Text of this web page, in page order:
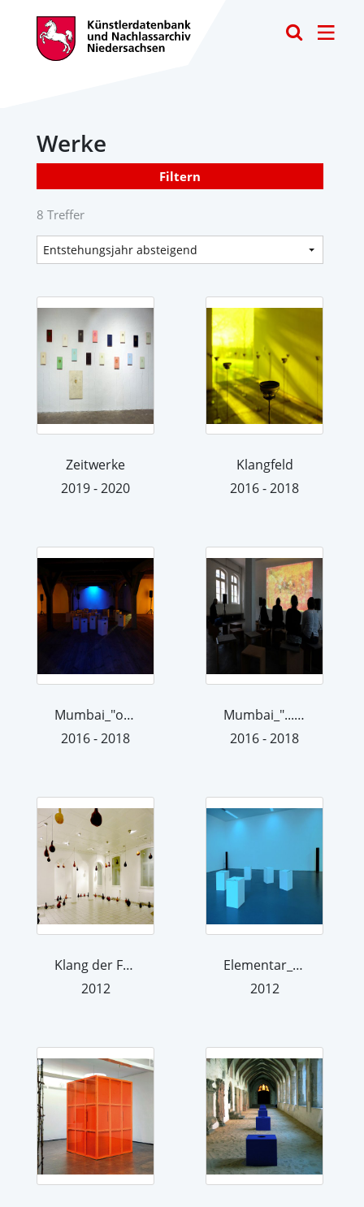
Werke
Filtern
8 Treffer
Zeitwerke
2019 - 2020
Klangfeld
2016 - 2018
Mumbai_"only sounds?"
2016 - 2018
Mumbai_"...only sounds?"
2016 - 2018
Klang der Fremde
2012
Elementar_Wasser
2012